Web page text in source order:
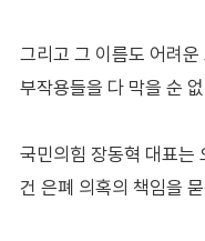
그리고 그 이름도 어려
부작용들을 다 막을 순
국민의힘 장동혁 대표는
건 은폐 의혹의 책임을